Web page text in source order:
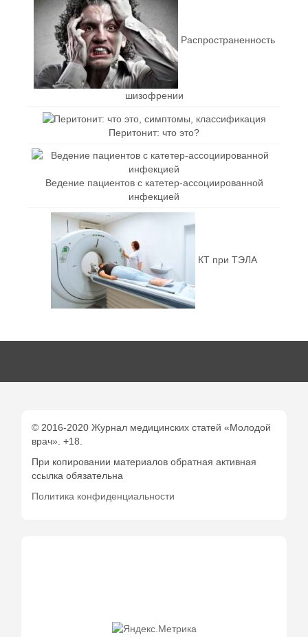
Распространенность
шизофрении
Перитонит: что это?
Ведение пациентов с катетер-ассоциированной
инфекцией
КТ при ТЭЛА
© 2016-2020 Журнал медицинских статей «Молодой
врач». +18.
При копировании материалов обратная активная
ссылка обязательна
Политика конфиденциальности